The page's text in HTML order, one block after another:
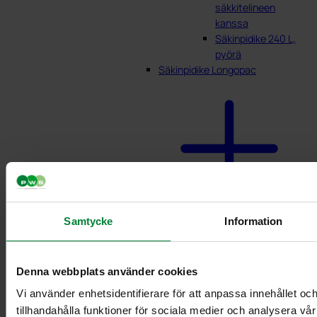
Samtycke Information
Denna webbplats använder cookies
Vi använder enhetsidentifierare för att anpassa innehållet
tillhandahålla funktioner för sociala medier och analysera
säkkitelineen
kanssa
Säkinpidike 240 L,
pyörä
Säkinpidike Longopac
Levy Bio-kasetin
mini-telineeseen